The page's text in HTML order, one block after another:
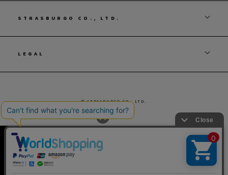
STRASBURGO CO., LTD.
LEGAL
© STRASBURGO CO., LTD.